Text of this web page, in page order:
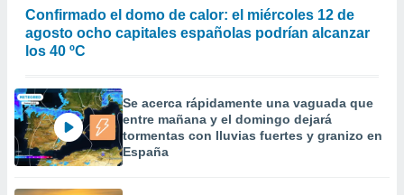
Confirmado el domo de calor: el miércoles 12 de
agosto ocho capitales españolas podrían alcanzar
los 40 ºC
Se acerca rápidamente una vaguada que
entre mañana y el domingo dejará
tormentas con lluvias fuertes y granizo en
España